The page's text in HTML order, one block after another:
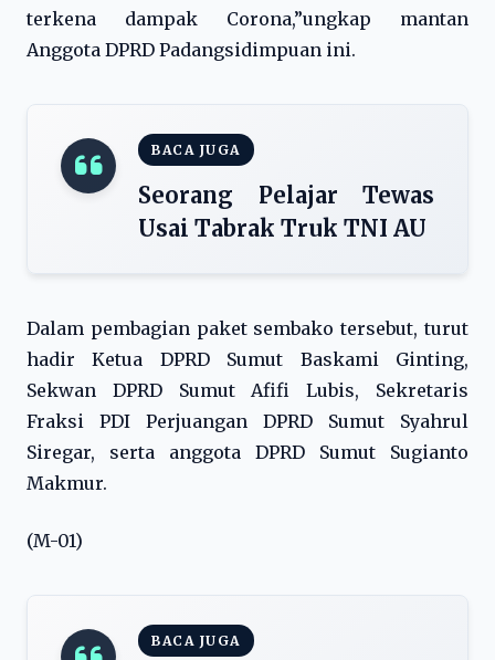
terkena dampak Corona,”ungkap mantan
Anggota DPRD Padangsidimpuan ini.
BACA JUGA
Seorang Pelajar Tewas
Usai Tabrak Truk TNI AU
Dalam pembagian paket sembako tersebut, turut
hadir Ketua DPRD Sumut Baskami Ginting,
Sekwan DPRD Sumut Afifi Lubis, Sekretaris
Fraksi PDI Perjuangan DPRD Sumut Syahrul
Siregar, serta anggota DPRD Sumut Sugianto
Makmur.
(M-01)
BACA JUGA